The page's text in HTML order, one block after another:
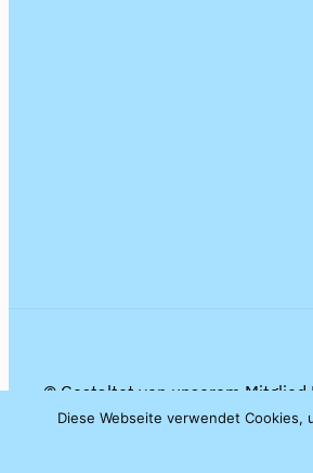
© Gestaltet von unserem Mitglied
Diese Webseite verwendet Cookies,